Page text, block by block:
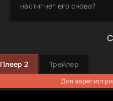
настигнет его снова?
Плеер 2 Трейлер
Для